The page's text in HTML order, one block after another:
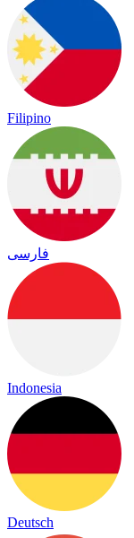
Filipino
فارسی
Indonesia
Deutsch